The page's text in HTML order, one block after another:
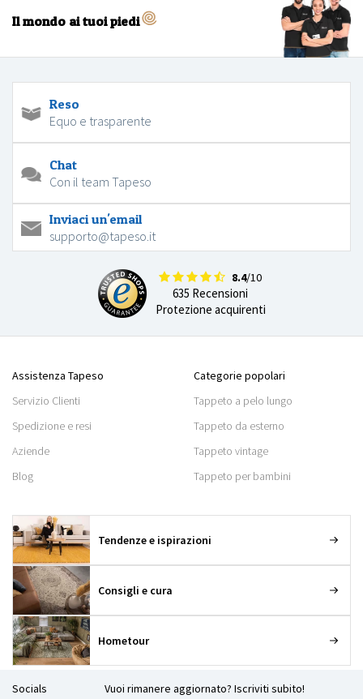
Il mondo ai tuoi piedi
Reso
Equo e trasparente
Chat
Con il team Tapeso
Inviaci un'email
supporto@tapeso.it
8.4/10
635 Recensioni
Protezione acquirenti
Assistenza Tapeso
Servizio Clienti
Spedizione e resi
Aziende
Blog
Categorie popolari
Tappeto a pelo lungo
Tappeto da esterno
Tappeto vintage
Tappeto per bambini
Tendenze e ispirazioni
Consigli e cura
Hometour
Socials Vuoi rimanere aggiornato? Iscriviti subito!